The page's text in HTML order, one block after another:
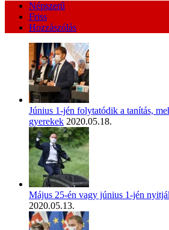
Népszerű
Friss
Hozzászólás
Június 1-jén folytatódik a tanítás,
gyerekek 2020.05.18.
Május 25-én vagy június 1-jén
2020.05.13.